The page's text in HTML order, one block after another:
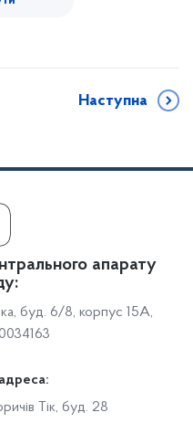
Наступна
апарату
буд. 6/8, корпус 15А,
Тік, буд. 28